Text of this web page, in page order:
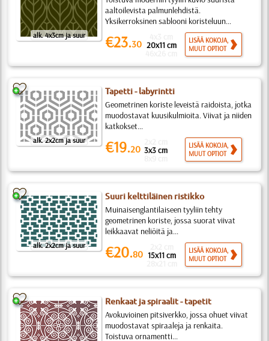
alk. 4x3cm ja suur
aaltoilevista palmunlehdistä.
Yksikerroksinen sablooni koristeluun...
€23.30 20x11 cm
LISÄÄ KOKOJA,
MUUT OPTIOT
alk. 2x2cm ja suur
Tapetti - labyrintti
Geometrinen koriste leveistä raidoista, jotka
muodostavat kuusikulmioita. Viivat ja niiden
katkokset...
€19.20 3x3 cm
LISÄÄ KOKOJA,
MUUT OPTIOT
alk. 2x2cm ja suur
Suuri kelttiläinen ristikko
Muinaisenglantilaiseen tyyliin tehty
geometrinen koriste, jossa suorat viivat
leikkaavat neliöitä ja...
€20.80 15x11 cm
LISÄÄ KOKOJA,
MUUT OPTIOT
Renkaat ja spiraalit - tapetit
Avokuvioinen pitsiverkko, jossa ohuet viivat
muodostavat spiraaleja ja renkaita.
Toistuva ornamentti...